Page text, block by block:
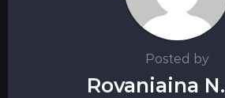
Posted by
Rovaniaina N.